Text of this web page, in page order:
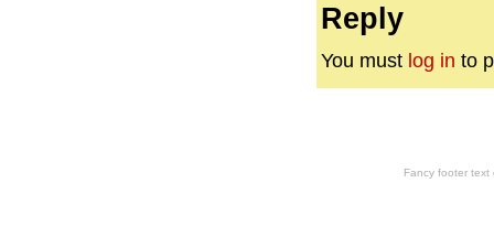
Reply
You must log in to
Fancy footer